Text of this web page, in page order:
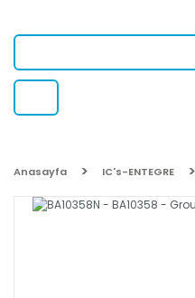
Anasayfa IC's-ENTEGRE